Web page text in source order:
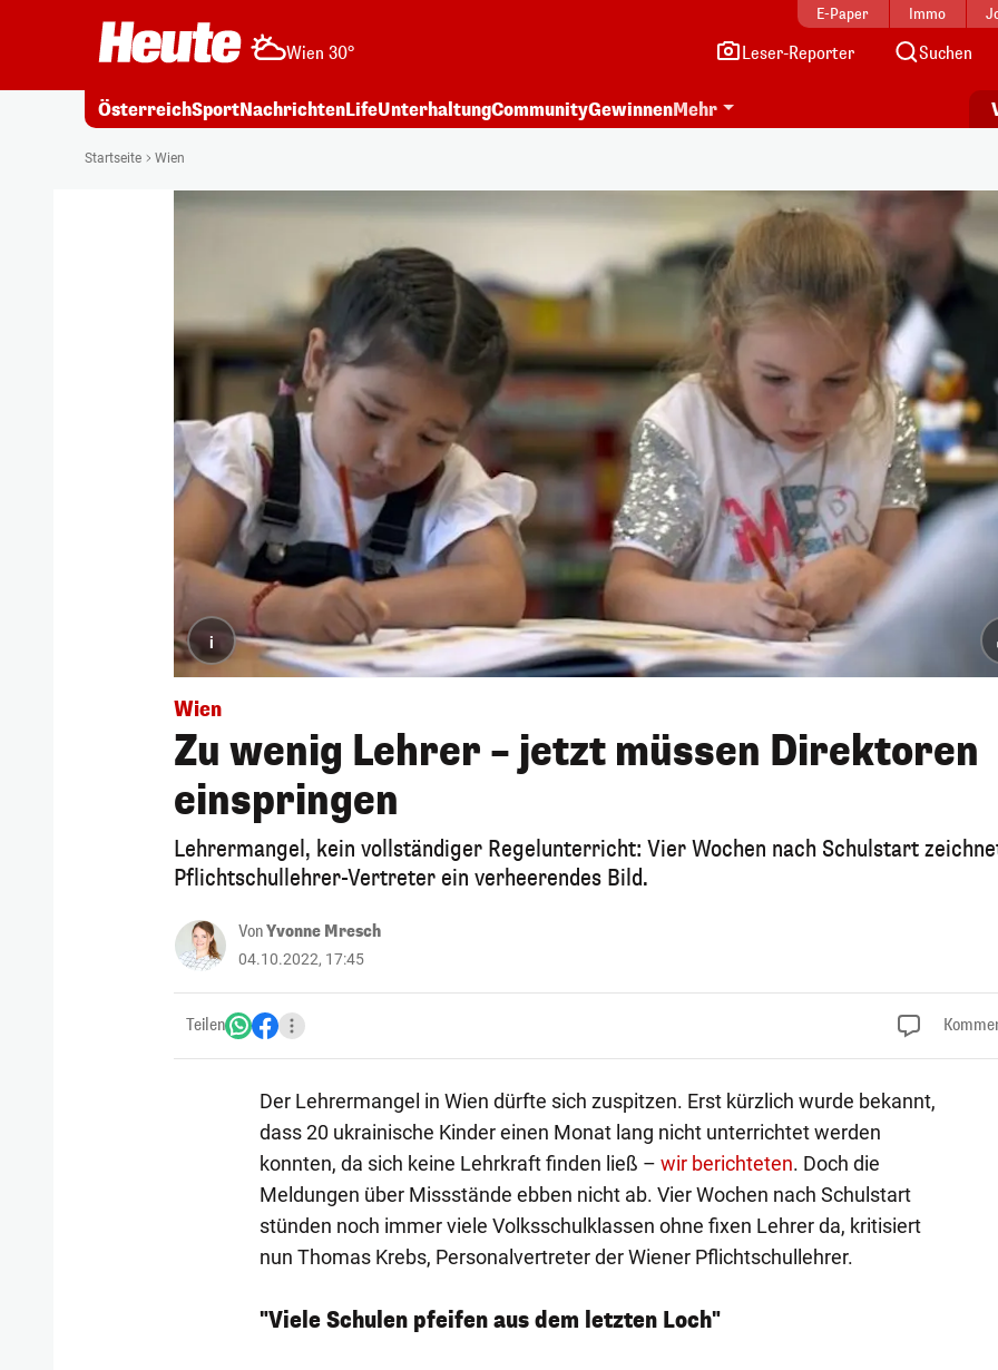
E-Paper Immo
Wien 30° Leser-Reporter Suchen
ÖsterreichSportNachrichtenLifeUnterhaltungCommunityGewinnenMehr
Startseite Wien
i
Wien
Zu wenig Lehrer – jetzt müssen Direktoren
einspringen
Lehrermangel, kein vollständiger Regelunterricht: Vier Wochen nach Schulstart
Pflichtschullehrer-Vertreter ein verheerendes Bild.
VonYvonne Mresch
04.10.2022, 17:45
Teilen
Der Lehrermangel in Wien dürfte sich zuspitzen. Erst kürzlich wurde bekannt,
dass 20 ukrainische Kinder einen Monat lang nicht unterrichtet werden
konnten, da sich keine Lehrkraft finden ließ – wir berichteten. Doch die
Meldungen über Missstände ebben nicht ab. Vier Wochen nach Schulstart
stünden noch immer viele Volksschulklassen ohne fixen Lehrer da, kritisiert
nun Thomas Krebs, Personalvertreter der Wiener Pflichtschullehrer.
"Viele Schulen pfeifen aus dem letzten Loch"